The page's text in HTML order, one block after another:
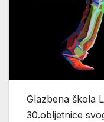
Glazbena škola
30.obljetnice